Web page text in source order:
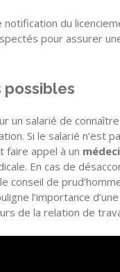
notification du
pour assurer
possibles
un salarié de
Si le salarié n’est
faire appel à un
En cas de
conseil de
l’importance
de la relation de